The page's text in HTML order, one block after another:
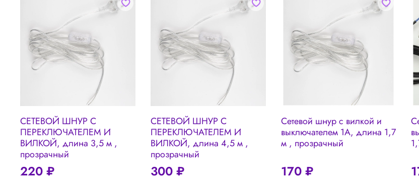
СЕТЕВОЙ ШНУР С
ПЕРЕКЛЮЧАТЕЛЕМ И
ВИЛКОЙ, длина 3,5 м ,
прозрачный
220 ₽
СЕТЕВОЙ ШНУР С
ПЕРЕКЛЮЧАТЕЛЕМ И
ВИЛКОЙ, длина 4,5 м ,
прозрачный
300 ₽
Сетевой шнур с вилкой и
выключателем 1А, длина 1,7
м , прозрачный
170 ₽